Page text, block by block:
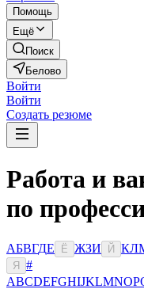
Помощь
Ещё
Поиск
Белово
Войти
Войти
Создать резюме
Работа и
по
АБВГДЕ Ё ЖЗИ Й КЛ
Я
#
ABCDEFGHIJKLMNOP